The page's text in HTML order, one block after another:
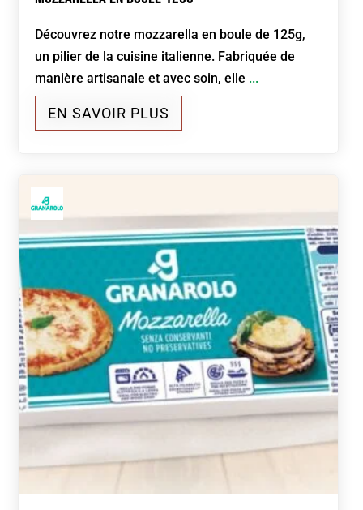
Découvrez notre mozzarella en boule de 125g,
un pilier de la cuisine italienne. Fabriquée de
manière artisanale et avec soin, elle ...
EN SAVOIR PLUS